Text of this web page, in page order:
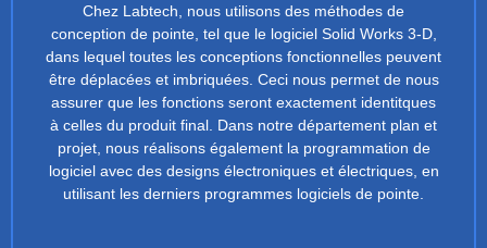
Chez Labtech, nous utilisons des méthodes de
conception de pointe, tel que le logiciel Solid Works 3-D,
dans lequel toutes les conceptions fonctionnelles peuvent
être déplacées et imbriquées. Ceci nous permet de nous
assurer que les fonctions seront exactement identitques
à celles du produit final. Dans notre département plan et
projet, nous réalisons également la programmation de
logiciel avec des designs électroniques et électriques, en
utilisant les derniers programmes logiciels de pointe.